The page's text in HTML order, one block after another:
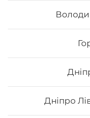
Дніпро
Сет "Від